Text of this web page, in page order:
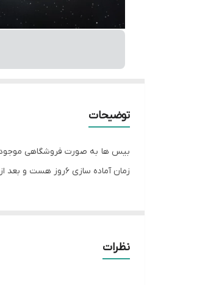
توضیحات
بیس ها به صورت فروشگاهی
زمان آماده سازی ۶روز هست و بعد از اون ارسال میشه براتون
نظرات